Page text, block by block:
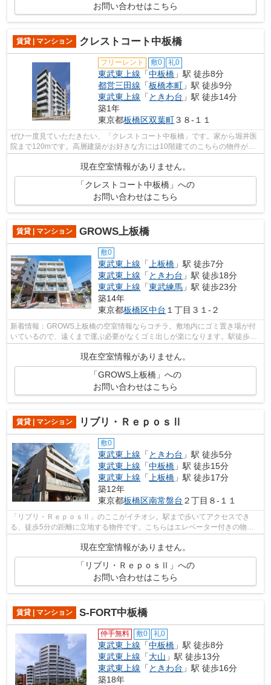
お問い合わせはこちら
賃貸 | マンション クレストコート中板橋
フリーレント 敷0 礼0
東武東上線 「中板橋 」駅 徒歩8分
都営三田線 「板橋本町 」駅 徒歩9分
東武東上線 「 ときわ台 」駅 徒歩14分
築1年
東京都板橋区双葉町３８-１１
ぜひ一度見ていただきたい、「クレストコート中板橋」です。家から堀井医
院まで120mです。高層建築がお好きな方には10階建てのこちらの物件が好
評です。こちらの物件にはエレベーター...
現在空室情報がありません。
「クレストコート中板橋」への
お問い合わせはこちら
賃貸 | マンション GROWS上板橋
敷0
東武東上線 「上板橋 」駅 徒歩7分
東武東上線 「 ときわ台 」駅 徒歩18分
東武東上線 「東武練馬 」駅 徒歩23分
築14年
東京都板橋区中台 １丁目３１-２
新着情報：GROWS上板橋の空室情報ならコチラ。敷地内にゴミ置き場が付
いているので、遠くまで運ぶ必要がなくゴミ出しが楽になります。駅徒歩7
現在空室情報がありません。
「GROWS上板橋」への
お問い合わせはこちら
賃貸 | マンション リブリ・ＲｅｐｏｓⅡ
敷0
東武東上線 「 ときわ台 」駅 徒歩5分
東武東上線 「中板橋 」駅 徒歩15分
東武東上線 「 上板橋 」駅 徒歩17分
築12年
東京都板橋区南常盤台 ２丁目８-１１
「リブリ・ＲｅｐｏｓⅡ」のここがイチオシ。駅まで歩いてアクセスでき
る、徒歩5分の距離に立地する物件です。こちらはエレベーター付きの物件
現在空室情報がありません。
「リブリ・ＲｅｐｏｓⅡ」への
お問い合わせはこちら
賃貸 | マンション S-FORT中板橋
仲手無料 敷0 礼0
東武東上線 「中板橋 」駅 徒歩8分
東武東上線 「大山 」駅 徒歩13分
東武東上線 「ときわ台 」駅 徒歩16分
築18年